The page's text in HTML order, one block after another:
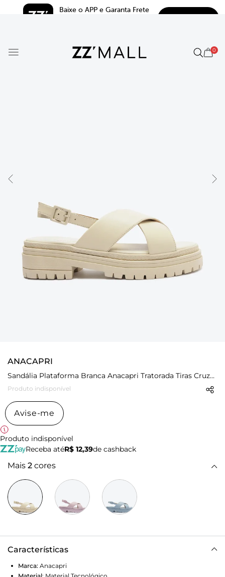
Baixe o APP e Garanta Frete
0
ANACAPRI
Sandália Plataforma Branca Anacapri Tratorada Tiras Cruzadas
Produto indisponível
Avise-me
Produto indisponível
Receba atéR$ 12,39de cashback
Mais 2 cores
Características
Marca: Anacapri